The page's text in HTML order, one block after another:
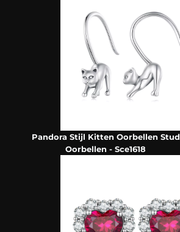
Pandora Stijl Kitten Oorbellen Stud
Oorbellen - Sce1618